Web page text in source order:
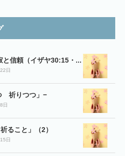
と信頼（イザヤ30:15・...
日
祈りつつ」−
日
ること」（2）
日